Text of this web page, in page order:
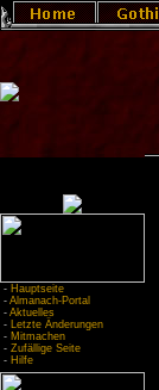
- Hauptseite
- Almanach-Portal
- Aktuelles
- Letzte Änderungen
- Mitmachen
- Zufällige Seite
- Hilfe